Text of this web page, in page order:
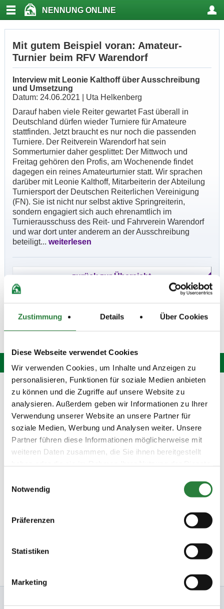
Zustimmung Details Über Cookies
Diese Webseite verwendet Cookies
Wir verwenden Cookies, um Inhalte und Anzeigen zu
personalisieren, Funktionen für soziale Medien anbieten
zu können und die Zugriffe auf unsere Website zu
analysieren. Außerdem geben wir Informationen zu Ihrer
Verwendung unserer Website an unsere Partner für
soziale Medien, Werbung und Analysen weiter. Unsere
Partner führen diese Informationen möglicherweise mit
weiteren Daten zusammen, die Sie ihnen bereitgestellt
Notwendig
Präferenzen
Statistiken
Marketing
NENNUNG ONLINE
Mit gutem Beispiel voran: Amateur-
Turnier beim RFV Warendorf
Interview mit Leonie Kalthoff über Ausschreibung
und Umsetzung
Datum: 24.06.2021 | Uta Helkenberg
Darauf haben viele Reiter gewartet Fast überall in
Deutschland dürfen wieder Turniere für Amateure
stattfinden. Jetzt braucht es nur noch die passenden
Turniere. Der Reitverein Warendorf hat sein
Sommerturnier daher gesplittet: Der Mittwoch und
Freitag gehören den Profis, am Wochenende findet
dagegen ein reines Amateurturnier statt. Wir sprachen
darüber mit Leonie Kalthoff, Mitarbeiterin der Abteilung
Turniersport der Deutschen Reiterlichen Vereinigung
(FN). Sie ist nicht nur selbst aktive Springreiterin,
sondern engagiert sich auch ehrenamtlich im
Turnierausschuss des Reit- und Fahrverein Warendorf
und war dort unter anderem an der Ausschreibung
beteiligt... weiterlesen
Hotline: 0 900 / 18 12 345
(Festnetzpreis: 0,69 Euro / Min.)*
Mo. bis Fr. von 9:00 bis 20:00 Uhr
Sa. von 9:00 bis 15:00 Uhr
oder senden Sie uns eineE-Mail.
Fragen und Antworten
Unsere Onlinehilfe bietet IhnenAntworten zu den häufigsten
online erklären.